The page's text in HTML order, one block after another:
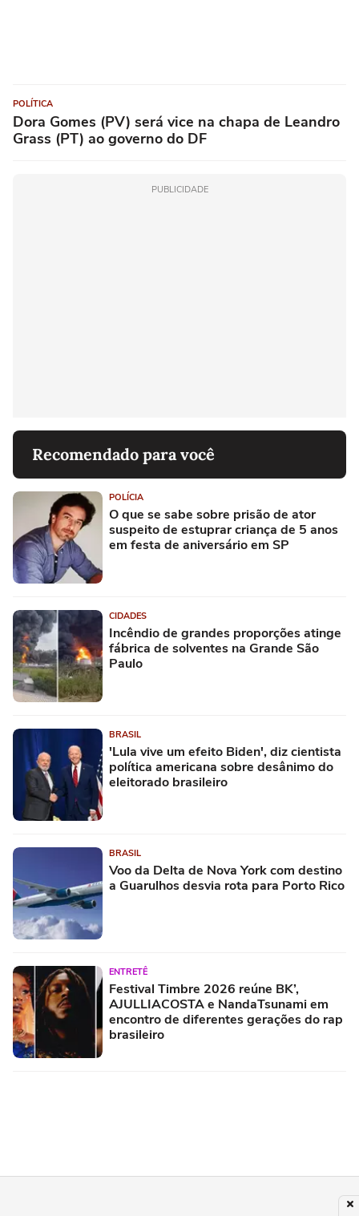
POLÍTICA
Dora Gomes (PV) será vice na chapa de Leandro
Grass (PT) ao governo do DF
PUBLICIDADE
Recomendado para você
POLÍCIA
O que se sabe sobre prisão de ator
suspeito de estuprar criança de 5 anos
em festa de aniversário em SP
CIDADES
Incêndio de grandes proporções atinge
fábrica de solventes na Grande São
Paulo
BRASIL
'Lula vive um efeito Biden', diz cientista
política americana sobre desânimo do
eleitorado brasileiro
BRASIL
Voo da Delta de Nova York com destino
a Guarulhos desvia rota para Porto Rico
ENTRETÊ
Festival Timbre 2026 reúne BK’,
AJULLIACOSTA e NandaTsunami em
encontro de diferentes gerações do rap
brasileiro